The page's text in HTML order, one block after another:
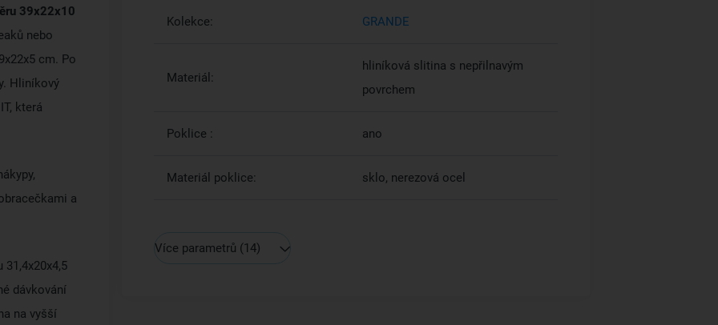
39x22x10
nebo
cm. Po
Hliníkový
která
a
31,4x20x4,5
dávkování
na vyšší
Kolekce: GRANDE
Materiál:
hliníková slitina s nepřilnavým
povrchem
Poklice : ano
Materiál poklice: sklo, nerezová ocel
Více parametrů (14)